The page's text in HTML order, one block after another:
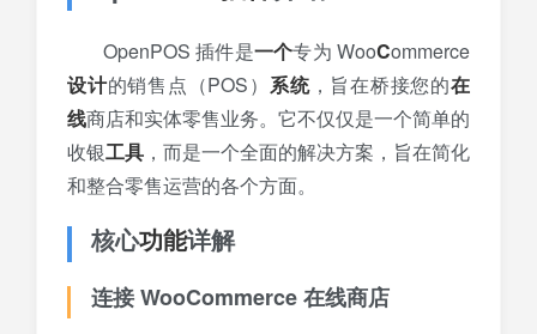
OpenPOS 插件是一个专为 WooCommerce
设计的销售点（POS）系统，旨在桥接您的在
线商店和实体零售业务。它不仅仅是一个简单的
收银工具 ，而是一个全面的解决方案，旨在简化
和整合零售运营的各个方面。
核心功能详解
连接 WooCommerce 在线商店